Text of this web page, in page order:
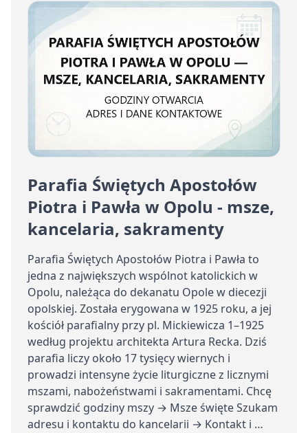
Parafia Świętych Apostołów
Piotra i Pawła w Opolu - msze,
kancelaria, sakramenty
Parafia Świętych Apostołów Piotra i Pawła to
jedna z największych wspólnot katolickich w
Opolu, należąca do dekanatu Opole w diecezji
opolskiej. Została erygowana w 1925 roku, a jej
kościół parafialny przy pl. Mickiewicza 1–1925
według projektu architekta Artura Recka. Dziś
parafia liczy około 17 tysięcy wiernych i
prowadzi intensyne życie liturgiczne z licznymi
mszami, nabożeństwami i sakramentami. Chcę
sprawdzić godziny mszy → Msze święte Szukam
adresu i kontaktu do kancelarii → Kontakt i …